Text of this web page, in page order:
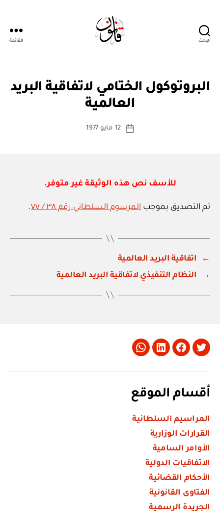
البحث القائمة
التصنيفات
تالبروتوكول الختامي لاتفاقية البريد
العالمية
كاتب
بو
ا
س
ة
تاريخ
12 مايو 1977
للأسف نص هذه الوثيقة غير متوفر.
تم التصديق بموجب المرسوم السلطاني رقم ٣٨ / ٧٧ .
←
اتفاقية البريد العالمية
→
النظام التنفيذي لاتفاقية البريد العالمية
Twitter
Facebook
LinkedIn
Whatsapp
أقسام الموقع
المراسيم السلطانية
القرارات الوزارية
الأوامر السامية
الاتفاقيات الدولية
الأحكام القضائية
الفتاوى القانونية
الجريدة الرسمية